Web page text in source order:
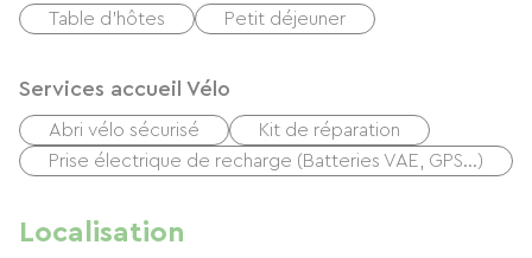
Table d'hôtes Petit déjeuner
Services accueil Vélo
Abri vélo sécurisé
Kit de réparation
Prise électrique de recharge (Batteries VAE, GPS…)
Localisation